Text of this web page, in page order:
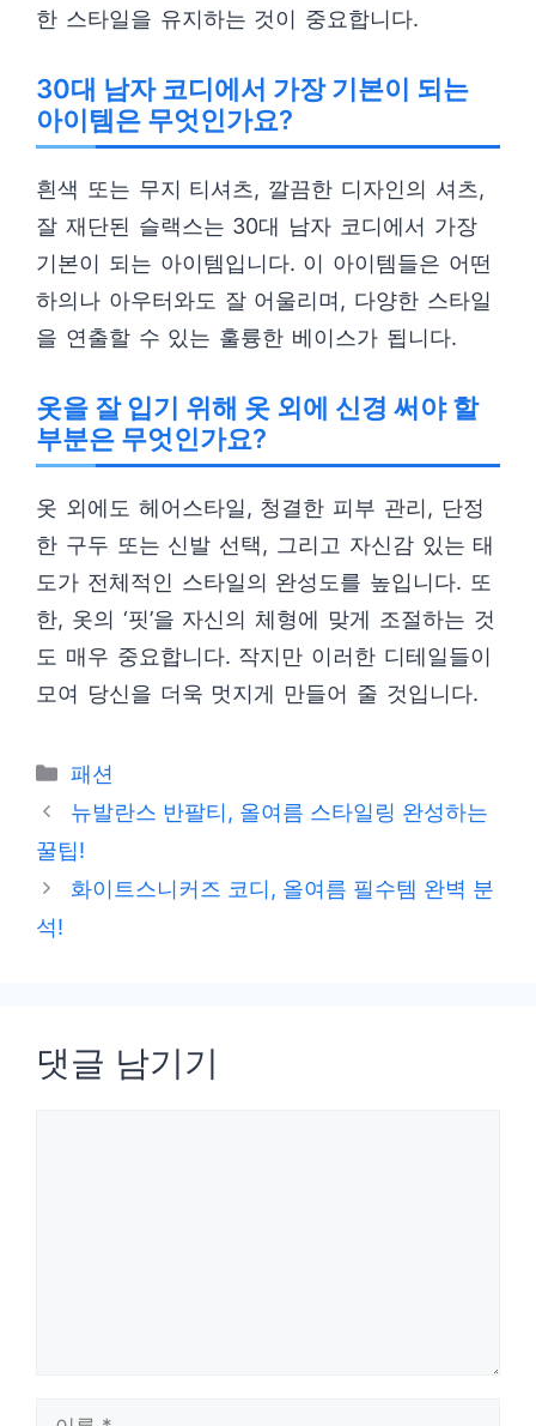
한 스타일을 유지하는 것이 중요합니다.
30대 남자 코디에서 가장 기본이 되는
아이템은 무엇인가요?
흰색 또는 무지 티셔츠, 깔끔한 디자인의 셔츠,
잘 재단된 슬랙스는 30대 남자 코디에서 가장
기본이 되는 아이템입니다. 이 아이템들은 어떤
하의나 아우터와도 잘 어울리며, 다양한 스타일
을 연출할 수 있는 훌륭한 베이스가 됩니다.
옷을 잘 입기 위해 옷 외에 신경 써야 할
부분은 무엇인가요?
옷 외에도 헤어스타일, 청결한 피부 관리, 단정
한 구두 또는 신발 선택, 그리고 자신감 있는 태
도가 전체적인 스타일의 완성도를 높입니다. 또
한, 옷의 ‘핏’을 자신의 체형에 맞게 조절하는 것
도 매우 중요합니다. 작지만 이러한 디테일들이
모여 당신을 더욱 멋지게 만들어 줄 것입니다.
카
테
리
패션
뉴발란스 반팔티, 올여름 스타일링 완성하는
꿀팁!
화이트스니커즈 코디, 올여름 필수템 완벽 분
석!
댓글 남기기